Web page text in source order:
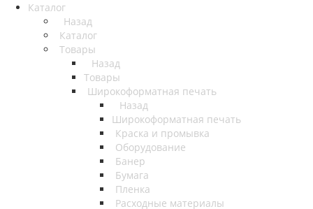
Каталог
Назад
Каталог
Товары
Назад
Товары
Широкоформатная печать
Назад
Широкоформатная печать
Краска и промывка
Оборудование
Банер
Бумага
Пленка
Расходные материалы